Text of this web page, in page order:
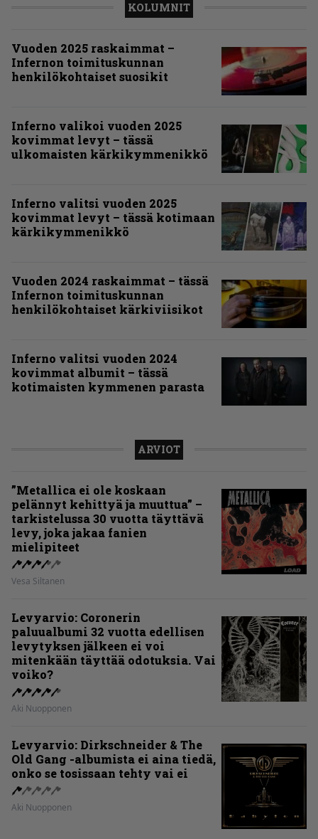
KOLUMNIT
Vuoden 2025 raskaimmat –
Infernon toimituskunnan
henkilökohtaiset suosikit
Inferno valikoi vuoden 2025
kovimmat levyt – tässä
ulkomaisten kärkikymmenikkö
Inferno valitsi vuoden 2025
kovimmat levyt – tässä kotimaan
kärkikymmenikkö
Vuoden 2024 raskaimmat – tässä
Infernon toimituskunnan
henkilökohtaiset kärkiviisikot
Inferno valitsi vuoden 2024
kovimmat albumit – tässä
kotimaisten kymmenen parasta
ARVIOT
”Metallica ei ole koskaan
pelännyt kehittyä ja muuttua” –
tarkistelussa 30 vuotta täyttävä
levy, joka jakaa fanien
mielipiteet
Vesa Siltanen
Levyarvio: Coronerin
paluualbumi 32 vuotta edellisen
levytyksen jälkeen ei voi
mitenkään täyttää odotuksia. Vai
voiko?
Aki Nuopponen
Levyarvio: Dirkschneider & The
Old Gang -albumista ei aina tiedä,
onko se tosissaan tehty vai ei
Aki Nuopponen